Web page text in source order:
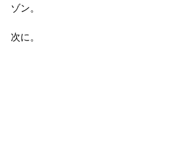
ゾン。
次に。